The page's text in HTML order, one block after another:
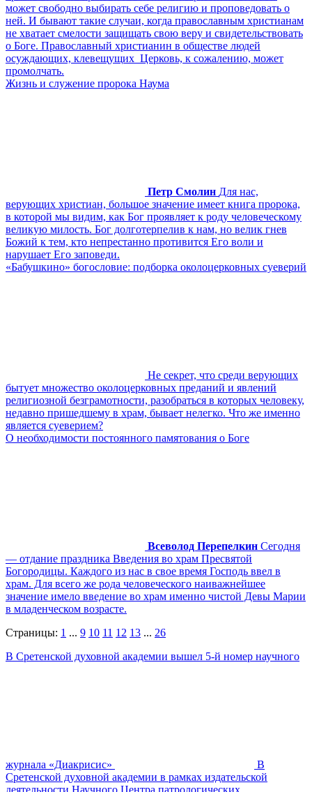
может свободно выбирать себе религию и проповедовать о
ней. И бывают такие случаи, когда православным христианам
не хватает смелости защищать свою веру и свидетельствовать
о Боге. Православный христианин в обществе людей
осуждающих, клевещущих Церковь, к сожалению, может
промолчать.
Жизнь и служение пророка Наума
Петр Смолин Для нас,
верующих христиан, большое значение имеет книга пророка,
в которой мы видим, как Бог проявляет к роду человеческому
великую милость. Бог долготерпелив к нам, но велик гнев
Божий к тем, кто непрестанно противится Его воли и
нарушает Его заповеди.
«Бабушкино» богословие: подборка околоцерковных суеверий
Не секрет, что среди верующих
бытует множество околоцерковных преданий и явлений
религиозной безграмотности, разобраться в которых человеку,
недавно пришедшему в храм, бывает нелегко. Что же именно
является суеверием?
О необходимости постоянного памятования о Боге
Всеволод Перепелкин Сегодня
— отдание праздника Введения во храм Пресвятой
Богородицы. Каждого из нас в свое время Господь ввел в
храм. Для всего же рода человеческого наиважнейшее
значение имело введение во храм именно чистой Девы Марии
в младенческом возрасте.
Страницы: 1 ... 9 10 11 12 13 ... 26
В Сретенской духовной академии вышел 5-й номер научного
журнала «Диакрисис»
В
Сретенской духовной академии в рамках издательской
деятельности Научного Центра патрологических